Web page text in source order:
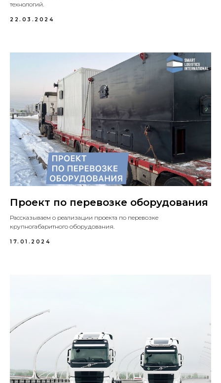
технологий.
22.03.2024
Проект по перевозке оборудования
Рассказываем о реализации проекта по перевозке
крупногабаритного оборудования.
17.01.2024